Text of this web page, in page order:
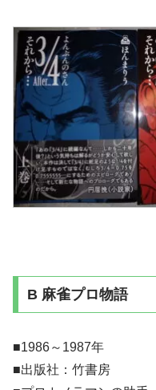
B 麻雀プロ物語
■1986～1987年
■出版社：竹書房